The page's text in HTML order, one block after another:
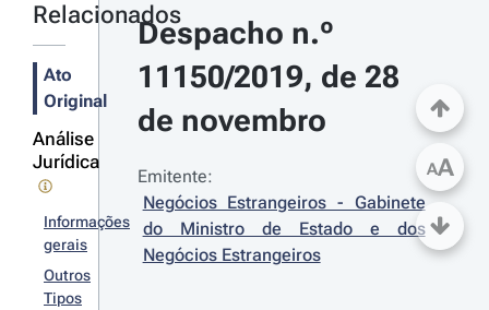
Relacionados
Ato
Original
Análise
Jurídica
Informações
gerais
Outros
Tipos
Despacho n.º
11150/2019, de 28
de novembro
Emitente:
Negócios Estrangeiros - Gabinete
do Ministro de Estado e dos
Negócios Estrangeiros
AA